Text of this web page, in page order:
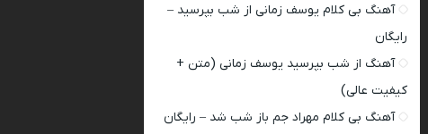
آهنگ بی کلام یوسف زمانی از شب بپرسید –
رایگان
آهنگ از شب بپرسید یوسف زمانی (متن +
کیفیت عالی)
آهنگ بی کلام مهراد جم باز شب شد – رایگان